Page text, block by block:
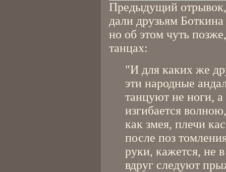
Предыдущий
дали друзьям
но об этом чуть
танцах:
"И для каких же
эти народные
танцуют не ноги, а
изгибается
как змея, плечи
после поз
руки, кажется, не
вдруг следуют